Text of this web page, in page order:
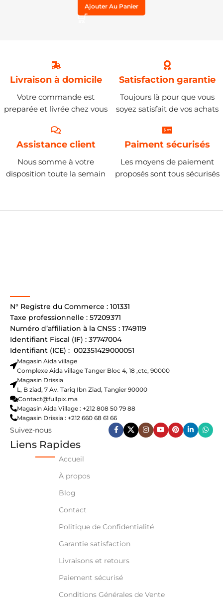
Ajouter Au Panier
Livraison à domicile
Votre commande est
preparée et livrée chez vous
Satisfaction garantie
Toujours là pour que vous
soyez satisfait de vos achats
Assistance client
Nous somme à votre
disposition toute la semain
Paiment sécurisés
Les moyens de paiement
proposés sont tous sécurisés
N° Registre du Commerce : 101331
Taxe professionnelle : 57209371
Numéro d’affiliation à la CNSS : 1749119
Identifiant Fiscal (IF) : 37747004
Identifiant (ICE) : 002351429000051
Magasin Aida village
Complexe Aida village Tanger Bloc 4, 18 ,ctc, 90000
Magasin Drissia
L, B ziad, 7 Av. Tariq Ibn Ziad, Tangier 90000
Contact@fullpix.ma
Magasin Aida Village : +212 808 50 79 88
Magasin Drissia : +212 660 68 61 66
Suivez-nous
Liens Rapides
Accueil
À propos
Blog
Contact
Politique de Confidentialité
Garantie satisfaction
Livraisons et retours
Paiement sécurisé
Conditions Générales de Vente